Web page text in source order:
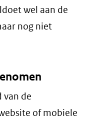
wel aan de
nog niet
van de
of mobiele